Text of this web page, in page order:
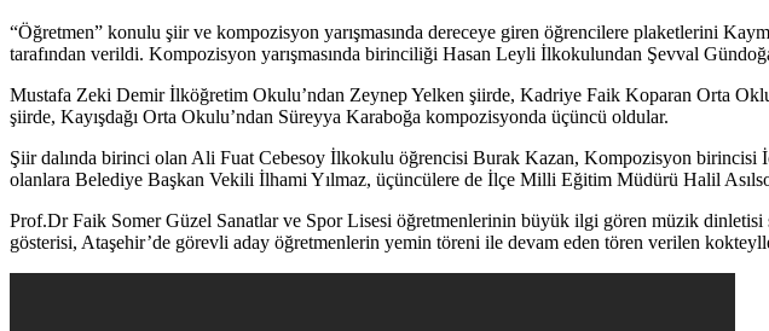
“Öğretmen” konulu şiir ve kompozisyon yarışmasında dereceye giren öğrencilere plaketlerini
tarafından verildi. Kompozisyon yarışmasında birinciliği Hasan Leyli İlkokulundan Şevval
Mustafa Zeki Demir İlköğretim Okulu’ndan Zeynep Yelken şiirde, Kadriye Faik Koparan Orta
şiirde, Kayışdağı Orta Okulu’ndan Süreyya Karaboğa kompozisyonda üçüncü oldular.
Şiir dalında birinci olan Ali Fuat Cebesoy İlkokulu öğrencisi Burak Kazan, Kompozisyon birincisi
olanlara Belediye Başkan Vekili İlhami Yılmaz, üçüncülere de İlçe Milli Eğitim Müdürü Halil
Prof.Dr Faik Somer Güzel Sanatlar ve Spor Lisesi öğretmenlerinin büyük ilgi gören müzik
gösterisi, Ataşehir’de görevli aday öğretmenlerin yemin töreni ile devam eden tören verilen